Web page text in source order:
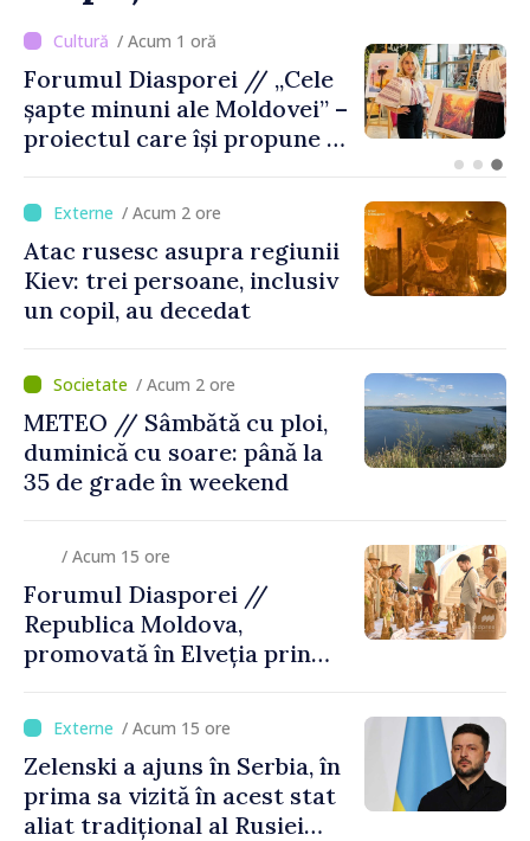
/ Acum 52 minute
Trafic intens PTF
Giurgiulești-Galați, pe
sensul de ieșire din
/ Acum 2 ore
Atac rusesc asupra regiunii
Kiev: trei persoane, inclusiv
un copil, au decedat
/ Acum 2 ore
METEO // Sâmbătă cu ploi,
duminică cu soare: până la
35 de grade în weekend
/ Acum 15 ore
Forumul Diasporei //
Republica Moldova,
promovată în Elveția prin
exporturi
/ Acum 15 ore
Zelenski a ajuns în Serbia, în
prima sa vizită în acest stat
aliat tradițional al Rusiei